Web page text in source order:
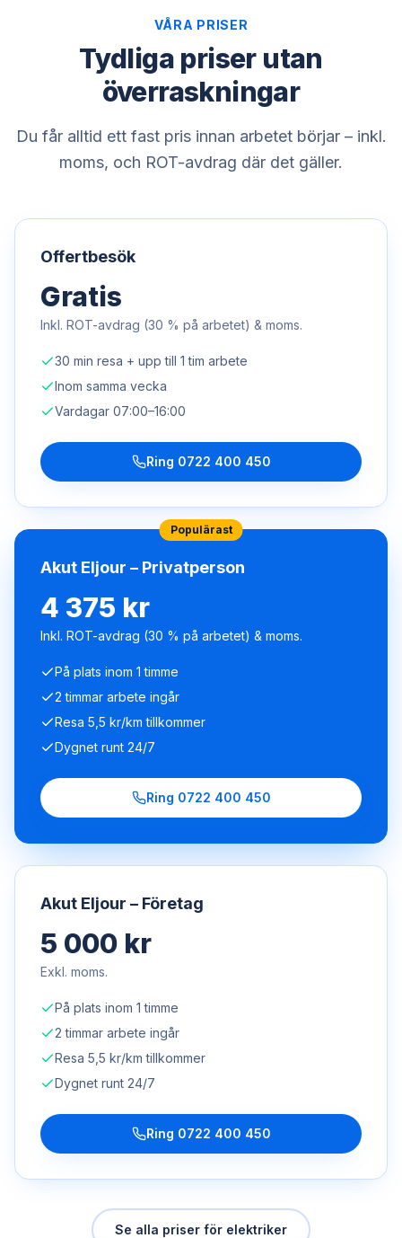
VÅRA PRISER
Tydliga priser utan
överraskningar
Du får alltid ett fast pris innan arbetet börjar – inkl.
moms, och ROT-avdrag där det gäller.
Offertbesök
Gratis
Inkl. ROT-avdrag (30 % på arbetet) & moms.
30 min resa + upp till 1 tim arbete
Inom samma vecka
Vardagar 07:00–16:00
Ring 0722 400 450
Populärast
Akut Eljour – Privatperson
4 375 kr
Inkl. ROT-avdrag (30 % på arbetet) & moms.
På plats inom 1 timme
2 timmar arbete ingår
Resa 5,5 kr/km tillkommer
Dygnet runt 24/7
Ring 0722 400 450
Akut Eljour – Företag
5 000 kr
Exkl. moms.
På plats inom 1 timme
2 timmar arbete ingår
Resa 5,5 kr/km tillkommer
Dygnet runt 24/7
Ring 0722 400 450
Se alla priser för elektriker